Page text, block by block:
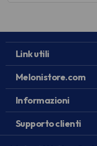
Link utili
Melonistore.com
Informazioni
Supporto clienti